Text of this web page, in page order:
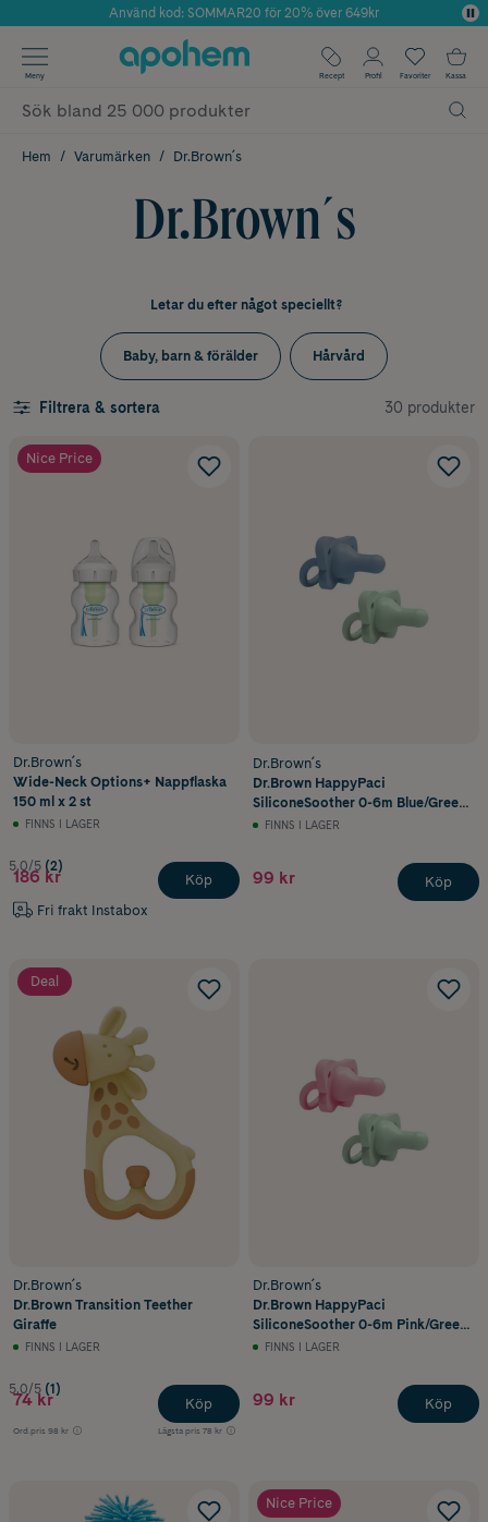
Årets Butik 2025 inom Skönhet
Använd kod: SOMMAR20 för 20% över 649kr
✓ Fri frakt
✓ Poäng på alla köp*
Meny Recept Profil Favoriter Kassa
Hem Varumärken Dr.Brown´s
Dr.Brown´s
Letar du efter något speciellt?
Baby, barn & förälder Hårvård
Filtrera & sortera 30 produkter
Nice Price
Dr.Brown´s
Wide-Neck Options+ Nappflaska
150 ml x 2 st
FINNS I LAGER
5.0/5 (2)
186 kr
Fri frakt Instabox
Köp
Dr.Brown´s
Dr.Brown HappyPaci
SiliconeSoother 0-6m Blue/Green
2stFINNS I LAGER
99 kr Köp
Deal
Dr.Brown´s
Dr.Brown Transition Teether
Giraffe
FINNS I LAGER
5.0/5 (1)
74 kr
Ord.pris 98 kr Lägsta pris 78 kr
Köp
Dr.Brown´s
Dr.Brown HappyPaci
SiliconeSoother 0-6m Pink/Green
2stFINNS I LAGER
99 kr Köp
Nice Price